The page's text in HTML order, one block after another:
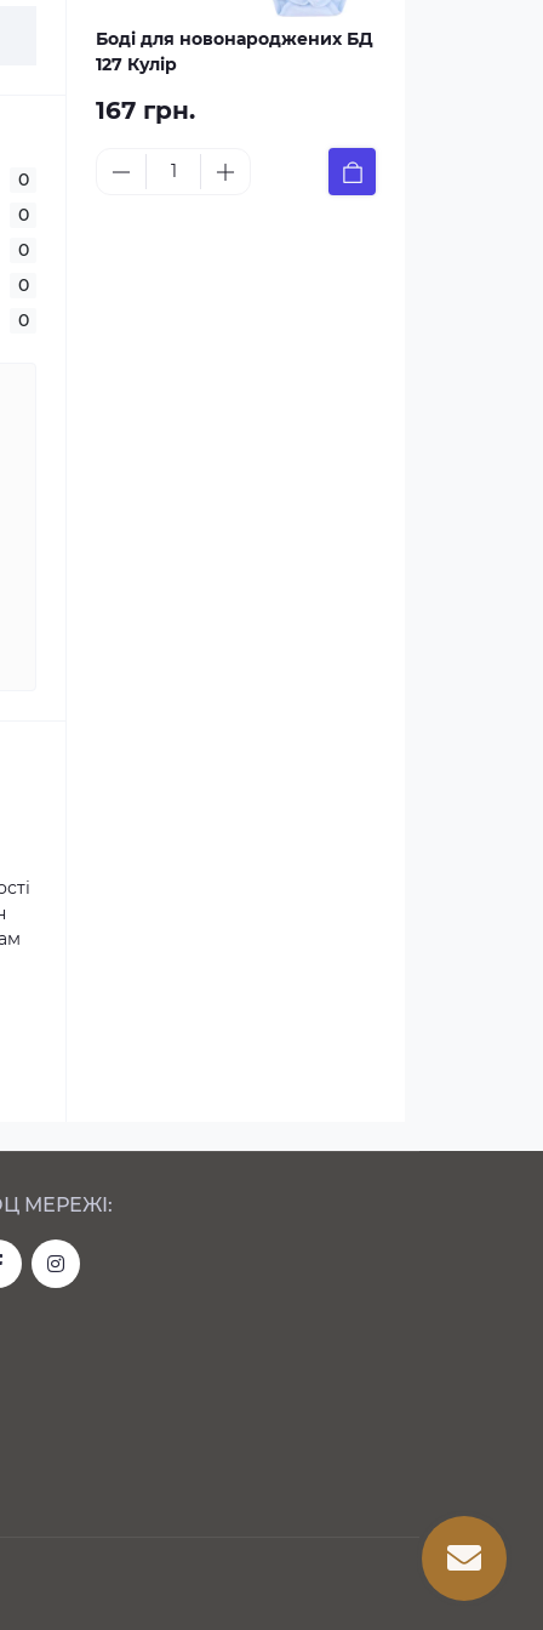
0
0
0
0
0
Боді для новонароджених БД
127 Кулір
167 грн.
МЕРЕЖІ: